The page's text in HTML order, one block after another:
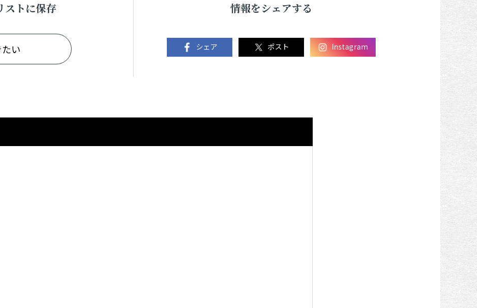
ストに保存
い
情報をシェアする
シェア ポスト Instagram